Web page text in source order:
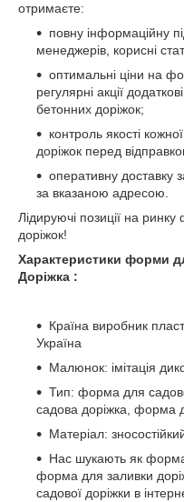
отримаєте:
повну інформаційну
менеджерів, корисні
оптимальні ціни на
регулярні акції
бетонних доріжок;
контроль якості
доріжок перед
оперативну доставку
за вказаною адресою.
Лідируючі позиції на
доріжок!
Характеристики форми
Доріжка :
Країна виробник
Україна
Малюнок: імітація
Тип: форма для
садова доріжка, форма
Матеріал:
Нас шукають як форма
форма для заливки
садової доріжки в